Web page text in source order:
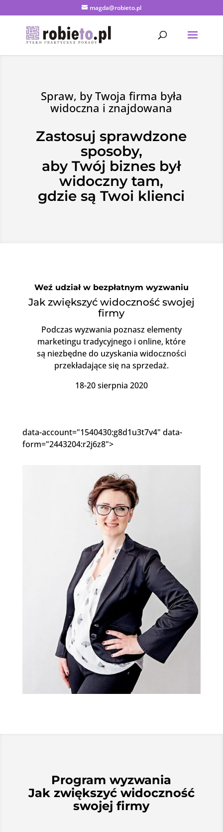
magda@robieto.pl
Spraw, by Twoja firma była
widoczna i znajdowana
Zastosuj sprawdzone
sposoby,
aby Twój biznes był
widoczny tam,
gdzie są Twoi klienci
Weź udział w bezpłatnym wyzwaniu
Jak zwiększyć widoczność swojej
firmy
Podczas wyzwania poznasz elementy
marketingu tradycyjnego i online, które
są niezbędne do uzyskania widoczności
przekładające się na sprzedaż.
18-20 sierpnia 2020
data-account="1540430:g8d1u3t7v4" data-
form="2443204:r2j6z8">
Program wyzwania
Jak zwiększyć widoczność
swojej firmy